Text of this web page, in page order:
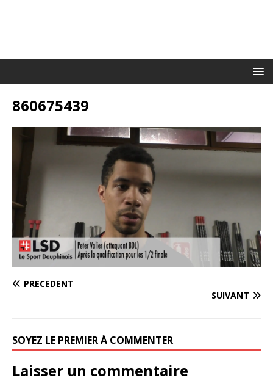
860675439
PRÉCÉDENT
SUIVANT
SOYEZ LE PREMIER À COMMENTER
Laisser un commentaire